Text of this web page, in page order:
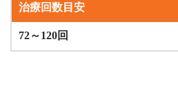
治療回数目安
72～120回